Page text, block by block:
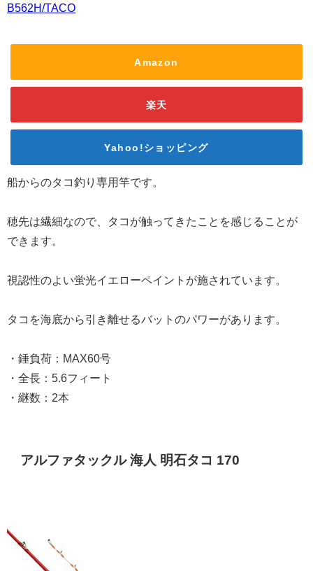
B562H/TACO
Amazon
楽天
Yahoo!ショッピング
船からのタコ釣り専用竿です。
穂先は繊細なので、タコが触ってきたことを感じることが
できます。
視認性のよい蛍光イエローペイントが施されています。
タコを海底から引き離せるバットのパワーがあります。
・錘負荷：MAX60号
・全長：5.6フィート
・継数：2本
アルファタックル 海人 明石タコ 170